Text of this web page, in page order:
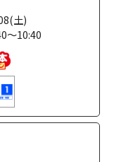
土)
～10:40